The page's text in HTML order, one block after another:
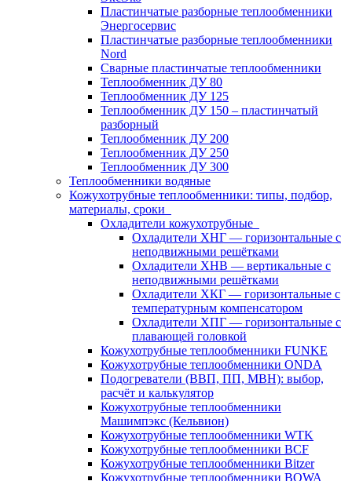
Пластинчатые разборные теплообменники
Энергосервис
Пластинчатые разборные теплообменники
Nord
Сварные пластинчатые теплообменники
Теплообменник ДУ 80
Теплообменник ДУ 125
Теплообменник ДУ 150 – пластинчатый
разборный
Теплообменник ДУ 200
Теплообменник ДУ 250
Теплообменник ДУ 300
Теплообменники водяные
Кожухотрубные теплообменники: типы, подбор,
материалы, сроки
Охладители кожухотрубные
Охладители ХНГ — горизонтальные с
неподвижными решётками
Охладители ХНВ — вертикальные с
неподвижными решётками
Охладители ХКГ — горизонтальные с
температурным компенсатором
Охладители ХПГ — горизонтальные с
плавающей головкой
Кожухотрубные теплообменники FUNKE
Кожухотрубные теплообменники ONDA
Подогреватели (ВВП, ПП, МВН): выбор,
расчёт и калькулятор
Кожухотрубные теплообменники
Машимпэкс (Кельвион)
Кожухотрубные теплообменники WTK
Кожухотрубные теплообменники BCF
Кожухотрубные теплообменники Bitzer
Кожухотрубные теплообменники BOWA